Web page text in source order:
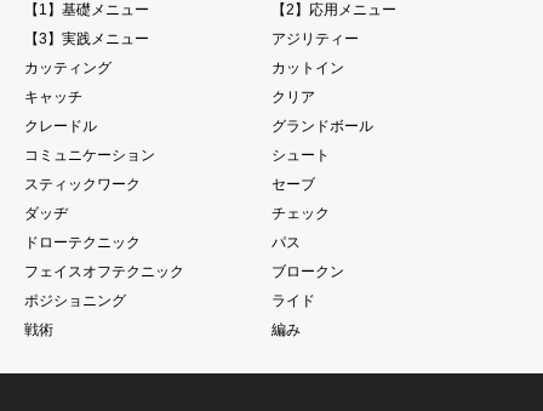
【1】基礎メニュー
【2】応用メニュー
【3】実践メニュー
アジリティー
カッティング
カットイン
キャッチ
クリア
クレードル
グランドボール
コミュニケーション
シュート
スティックワーク
セーブ
ダッヂ
チェック
ドローテクニック
パス
フェイスオフテクニック
ブロークン
ポジショニング
ライド
戦術
編み